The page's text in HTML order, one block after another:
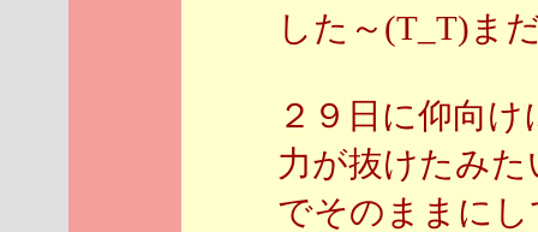
した～(T_T)ま
２９日に仰向
力が抜けたみ
でそのままに